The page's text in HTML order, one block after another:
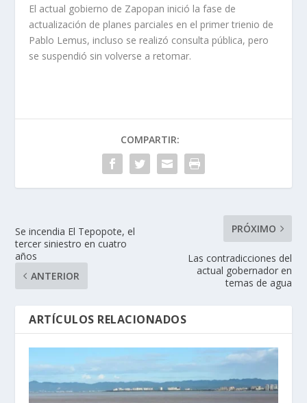
El actual gobierno de Zapopan inició la fase de
actualización de planes parciales en el primer trienio de
Pablo Lemus, incluso se realizó consulta pública, pero
se suspendió sin volverse a retomar.
COMPARTIR:
Se incendia El Tepopote, el
tercer siniestro en cuatro
años
ANTERIOR
PRÓXIMO
Las contradicciones del
actual gobernador en
temas de agua
ARTÍCULOS RELACIONADOS